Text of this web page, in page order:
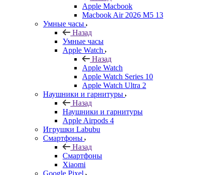
Apple Macbook
Macbook Air 2026 M5 13
Умные часы
Назад
Умные часы
Apple Watch
Назад
Apple Watch
Apple Watch Series 10
Apple Watch Ultra 2
Наушники и гарнитуры
Назад
Наушники и гарнитуры
Apple Airpods 4
Игрушки Labubu
Смартфоны
Назад
Смартфоны
Xiaomi
Google Pixel